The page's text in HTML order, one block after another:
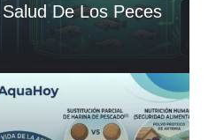
De Los Peces